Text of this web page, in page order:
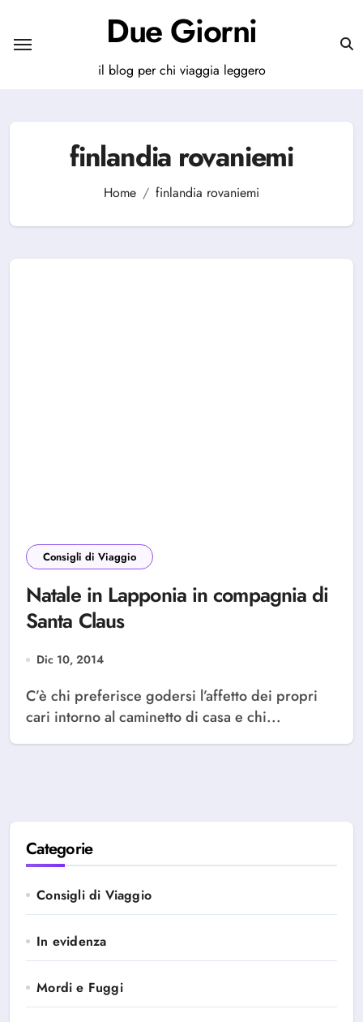
contenuto
Due Giorni
il blog per chi viaggia leggero
finlandia rovaniemi
Home finlandia rovaniemi
Consigli di Viaggio
Natale in Lapponia in compagnia di
Santa Claus
Dic 10, 2014
C’è chi preferisce godersi l’affetto dei propri
cari intorno al caminetto di casa e chi...
Categorie
Consigli di Viaggio
In evidenza
Mordi e Fuggi